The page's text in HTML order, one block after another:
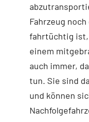
Fahrzeug
fahrtüchtig
einem
auch immer,
tun. Sie sind
und können